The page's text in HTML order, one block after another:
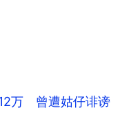
万 曾遭姑仔诽谤